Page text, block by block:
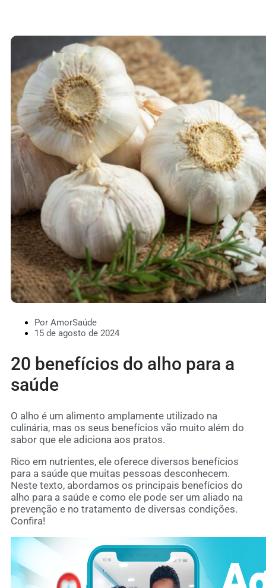
Por AmorSaúde
15 de agosto de 2024
20 benefícios do alho para a
saúde
O alho é um alimento amplamente utilizado na
culinária, mas os seus benefícios vão muito além do
sabor que ele adiciona aos pratos.
Rico em nutrientes, ele oferece diversos benefícios
para a saúde que muitas pessoas desconhecem.
Neste texto, abordamos os principais benefícios do
alho para a saúde e como ele pode ser um aliado na
prevenção e no tratamento de diversas condições.
Confira!